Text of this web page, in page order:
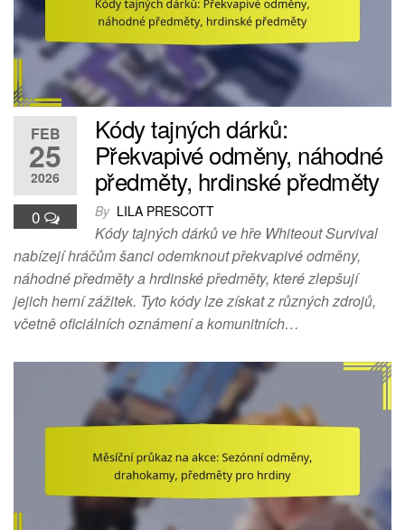
FEB
25
2026
0
Kódy tajných dárků:
Překvapivé odměny, náhodné
předměty, hrdinské předměty
By LILA PRESCOTT
Kódy tajných dárků ve hře Whiteout Survival
nabízejí hráčům šanci odemknout překvapivé odměny,
náhodné předměty a hrdinské předměty, které zlepšují
jejich herní zážitek. Tyto kódy lze získat z různých zdrojů,
včetně oficiálních oznámení a komunitních…